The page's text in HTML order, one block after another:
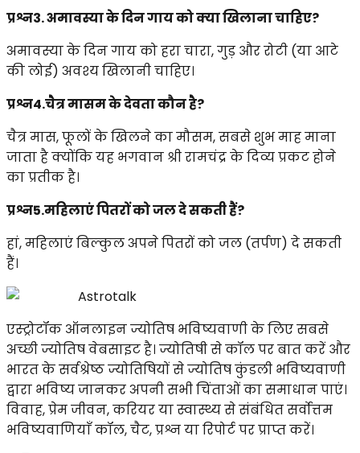
प्रश्न3. अमावस्या के दिन गाय को क्या खिलाना चाहिए?
अमावस्या के दिन गाय को हरा चारा, गुड़ और रोटी (या आटे
की लोई) अवश्य खिलानी चाहिए।
प्रश्न4.चैत्र मासम के देवता कौन है?
चैत्र मास, फूलों के खिलने का मौसम, सबसे शुभ माह माना
जाता है क्योंकि यह भगवान श्री रामचंद्र के दिव्य प्रकट होने
का प्रतीक है।
प्रश्न5.महिलाएं पितरों को जल दे सकती हैं?
हां, महिलाएं बिल्कुल अपने पितरों को जल (तर्पण) दे सकती
हैं।
Astrotalk
एस्ट्रोटॉक ऑनलाइन ज्योतिष भविष्यवाणी के लिए सबसे
अच्छी ज्योतिष वेबसाइट है। ज्योतिषी से कॉल पर बात करें और
भारत के सर्वश्रेष्ठ ज्योतिषियों से ज्योतिष कुंडली भविष्यवाणी
द्वारा भविष्य जानकर अपनी सभी चिंताओं का समाधान पाएं।
विवाह, प्रेम जीवन, करियर या स्वास्थ्य से संबंधित सर्वोत्तम
भविष्यवाणियाँ कॉल, चैट, प्रश्न या रिपोर्ट पर प्राप्त करें।